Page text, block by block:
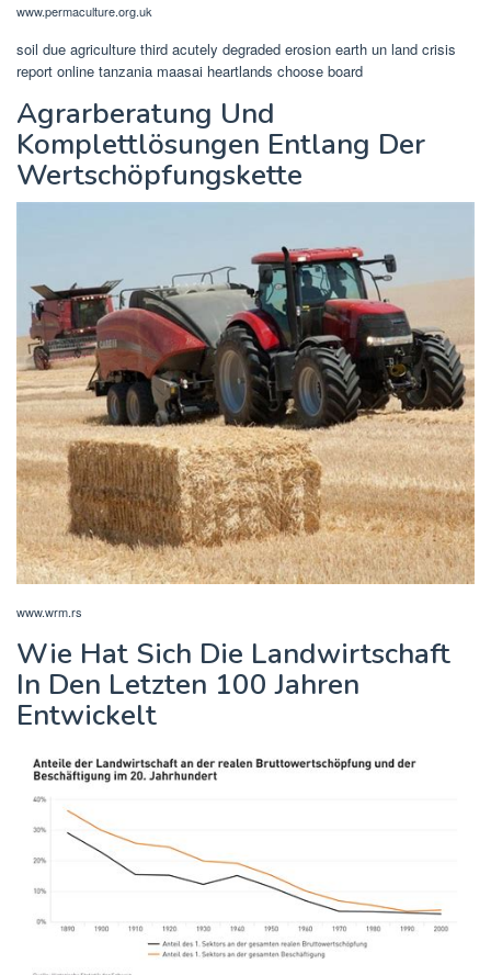
www.permaculture.org.uk
soil due agriculture third acutely degraded erosion earth un land crisis
report online tanzania maasai heartlands choose board
Agrarberatung Und
Komplettlösungen Entlang Der
Wertschöpfungskette
www.wrm.rs
Wie Hat Sich Die Landwirtschaft
In Den Letzten 100 Jahren
Entwickelt